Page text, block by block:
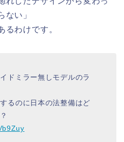
ない」
るわけです。
ドミラー無しモデルのラ
るのに日本の法整備はど